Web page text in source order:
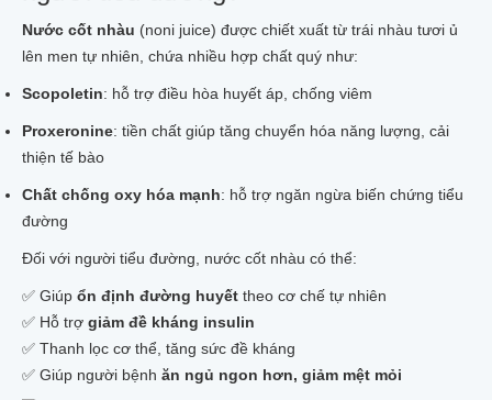
Nước cốt nhàu (noni juice) được chiết xuất từ trái nhàu tươi ủ
lên men tự nhiên, chứa nhiều hợp chất quý như:
Scopoletin: hỗ trợ điều hòa huyết áp, chống viêm
Proxeronine: tiền chất giúp tăng chuyển hóa năng lượng, cải
thiện tế bào
Chất chống oxy hóa mạnh: hỗ trợ ngăn ngừa biến chứng tiểu
đường
Đối với người tiểu đường, nước cốt nhàu có thể:
✅ Giúp ổn định đường huyết theo cơ chế tự nhiên
✅ Hỗ trợ giảm đề kháng insulin
✅ Thanh lọc cơ thể, tăng sức đề kháng
✅ Giúp người bệnh ăn ngủ ngon hơn, giảm mệt mỏi